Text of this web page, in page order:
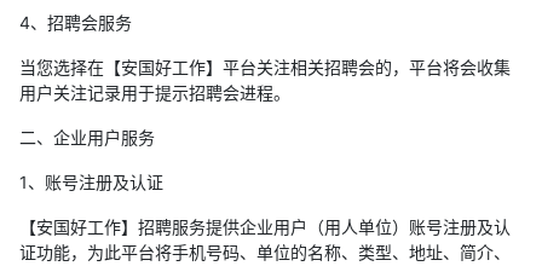
4、招聘会服务
当您选择在【安国好工作】平台关注相关招聘会的，平台将会收集
用户关注记录用于提示招聘会进程。
二、企业用户服务
1、账号注册及认证
【安国好工作】招聘服务提供企业用户（用人单位）账号注册及认
证功能，为此平台将手机号码、单位的名称、类型、地址、简介、